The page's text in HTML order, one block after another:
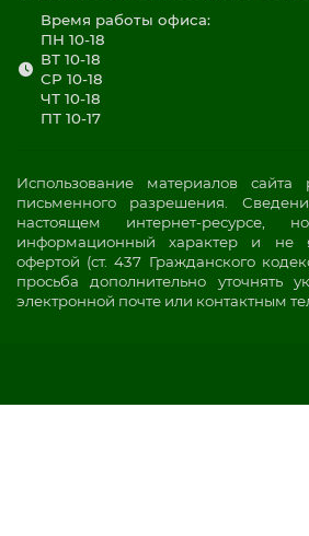
Время работы офиса:
ПН 10-18
ВТ 10-18
СР 10-18
ЧТ 10-18
ПТ 10-17
Использование материалов
письменного разрешения.
настоящем интернет-ресурсе,
информационный характер и не
офертой (ст. 437 Гражданского
просьба дополнительно уточнять
электронной почте или контактным